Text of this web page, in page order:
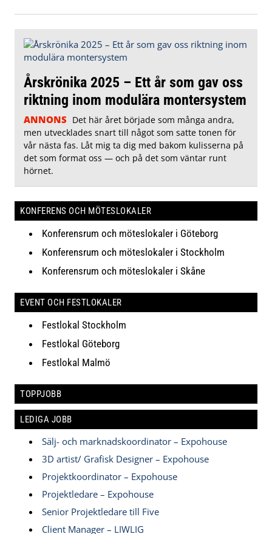
Årskrönika 2025 – Ett år som gav oss
riktning inom modulära montersystem
ANNONS Det här året började som många andra,
men utvecklades snart till något som satte tonen för
vår nästa fas. Låt mig ta dig med bakom kulisserna på
det som format oss — och på det som väntar runt
hörnet.
KONFERENS OCH MÖTESLOKALER
Konferensrum och möteslokaler i Göteborg
Konferensrum och möteslokaler i Stockholm
Konferensrum och möteslokaler i Skåne
EVENT OCH FESTLOKALER
Festlokal Stockholm
Festlokal Göteborg
Festlokal Malmö
TOPPJOBB
LEDIGA JOBB
Sälj- och marknadskoordinator – Expohouse
3D artist/ Grafisk Designer – Expohouse
Projektkoordinator – Expohouse
Projektledare – Expohouse
Senior Projektledare till Five
Client Manager – LIWLIG